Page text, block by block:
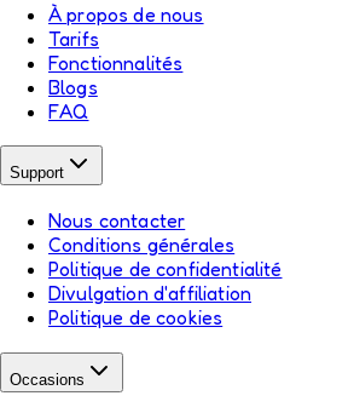
À propos de nous
Tarifs
Fonctionnalités
Blogs
FAQ
Support
Nous contacter
Conditions générales
Politique de confidentialité
Divulgation d'affiliation
Politique de cookies
Occasions